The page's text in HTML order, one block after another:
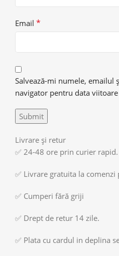
Email *
Salvează-mi numele, emailul
navigator pentru data
Livrare și retur
✅ 24-48 ore prin curier rapid.
✅ Livrare gratuita la comenzi
✅ Cumperi fără griji
✅ Drept de retur 14 zile.
✅ Plata cu cardul in deplina